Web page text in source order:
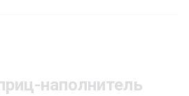
наполнитель